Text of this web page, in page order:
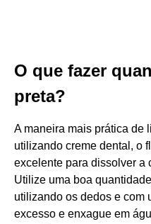
O que fazer
preta?
A maneira mais prática de
utilizando creme dental, o
excelente para dissolver a
Utilize uma boa
utilizando os dedos e com
excesso e enxague em